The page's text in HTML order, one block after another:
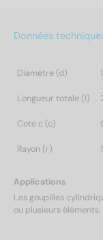
Données
Diamètre (d)
Longueur totale (l)
Cote c (c)
Rayon (r)
Applications
Les goupilles
ou plusieurs éléments.